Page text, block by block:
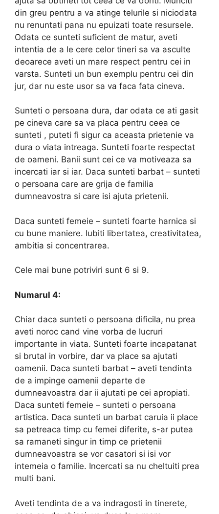
din greu pentru a va atinge telurile si niciodata
nu renuntati pana nu epuizati toate resursele.
Odata ce sunteti suficient de matur, aveti
intentia de a le cere celor tineri sa va asculte
deoarece aveti un mare respect pentru cei in
varsta. Sunteti un bun exemplu pentru cei din
jur, dar nu este usor sa va faca fata cineva.
Sunteti o persoana dura, dar odata ce ati gasit
pe cineva care sa va placa pentru ceea ce
sunteti , puteti fi sigur ca aceasta prietenie va
dura o viata intreaga. Sunteti foarte respectat
de oameni. Banii sunt cei ce va motiveaza sa
incercati iar si iar. Daca sunteti barbat – sunteti
o persoana care are grija de familia
dumneavostra si care isi ajuta prietenii.
Daca sunteti femeie – sunteti foarte harnica si
cu bune maniere. Iubiti libertatea, creativitatea,
ambitia si concentrarea.
Cele mai bune potriviri sunt 6 si 9.
Numarul 4:
Chiar daca sunteti o persoana dificila, nu prea
aveti noroc cand vine vorba de lucruri
importante in viata. Sunteti foarte incapatanat
si brutal in vorbire, dar va place sa ajutati
oamenii. Daca sunteti barbat – aveti tendinta
de a impinge oamenii departe de
dumneavoastra dar ii ajutati pe cei apropiati.
Daca sunteti femeie – sunteti o persoana
artistica. Daca sunteti un barbat caruia ii place
sa petreaca timp cu femei diferite, s-ar putea
sa ramaneti singur in timp ce prietenii
dumneavoastra se vor casatori si isi vor
intemeia o familie. Incercati sa nu cheltuiti prea
multi bani.
Aveti tendinta de a va indragosti in tinerete,